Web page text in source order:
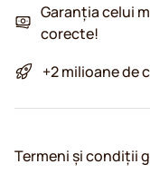
Garanția celui
corecte!
+2 milioane de
Termeni și condiții